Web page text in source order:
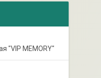
"VIP MEMORY"